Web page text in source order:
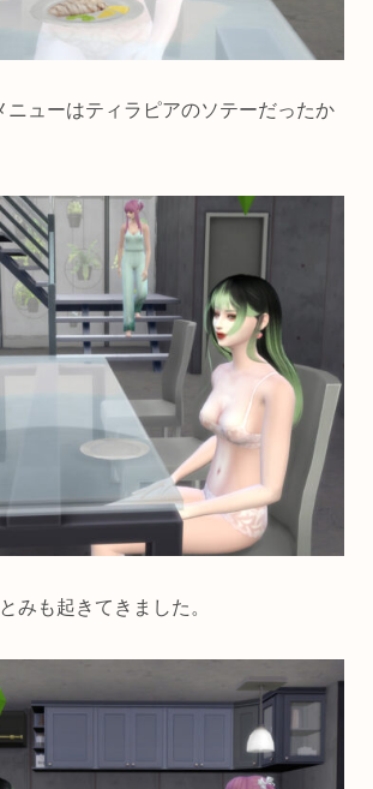
ューはティラピアのソテーだったか
みも起きてきました。